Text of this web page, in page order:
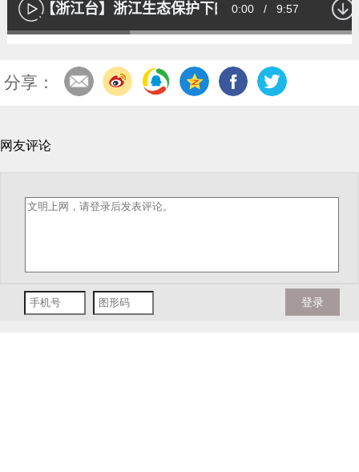
播
放
【浙江台】浙江生态保护下的经济发展
Current
0:00 / Duration
9:57
Loaded:
分享：
网友评论
登录